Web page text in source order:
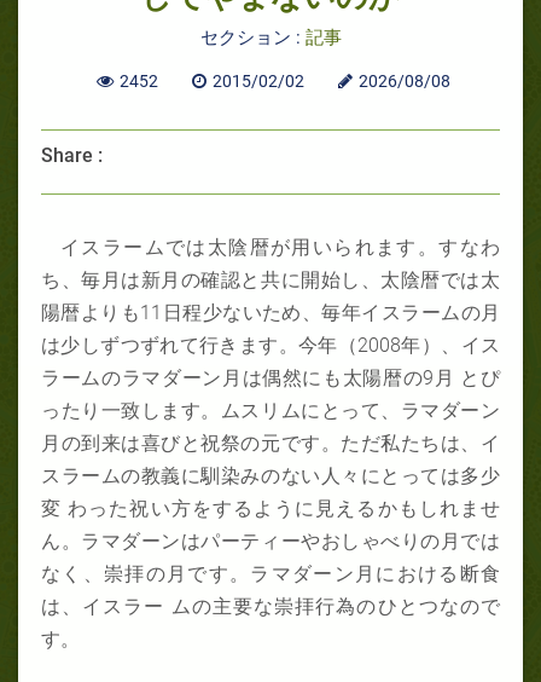
セクション : 記事
2452 2015/02/02 2026/08/08
Share :
イスラームでは太陰暦が用いられます。すなわ
ち、毎月は新月の確認と共に開始し、太陰暦では太
陽暦よりも11日程少ないため、毎年イスラームの月
は少しずつずれて行きます。今年（2008年）、イス
ラームのラマダーン月は偶然にも太陽暦の9月 とぴ
ったり一致します。ムスリムにとって、ラマダーン
月の到来は喜びと祝祭の元です。ただ私たちは、イ
スラームの教義に馴染みのない人々にとっては多少
変 わった祝い方をするように見えるかもしれませ
ん。ラマダーンはパーティーやおしゃべりの月では
なく、崇拝の月です。ラマダーン月における断食
は、イスラー ムの主要な崇拝行為のひとつなので
す。